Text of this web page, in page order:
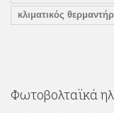
κλιματικός
Φωτοβολταϊκά